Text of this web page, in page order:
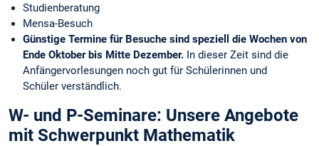
Studienberatung
Mensa-Besuch
Günstige Termine für Besuche sind speziell die Wochen von
Ende Oktober bis Mitte Dezember. In dieser Zeit sind die
Anfängervorlesungen noch gut für Schülerinnen und
Schüler verständlich.
W- und P-Seminare: Unsere Angebote
mit Schwerpunkt Mathematik